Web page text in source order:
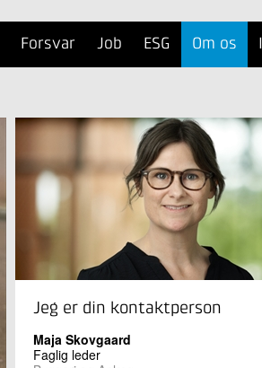
Forsvar Job ESG Om os
Jeg er din kontaktperson
Maja Skovgaard
Faglig leder